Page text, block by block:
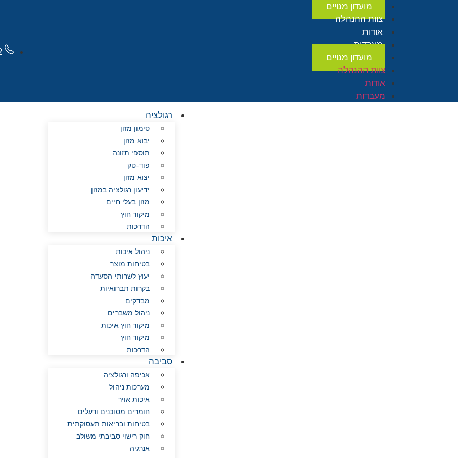
מועדון מנויים
צוות ההנהלה
אודות
מעבדות
מועדון מנויים
צוות ההנהלה
אודות
מעבדות
רגולציה
סימון מזון
יבוא מזון
תוספי תזונה
פוד-טק
יצוא מזון
ידיעון רגולציה במזון
מזון בעלי חיים
מיקור חוץ
הדרכות
איכות
ניהול איכות
בטיחות מוצר
יעוץ לשרותי הסעדה
בקרות תברואיות
מבדקים
ניהול משברים
מיקור חוץ איכות
מיקור חוץ
הדרכות
סביבה
אכיפה ורגולציה
מערכות ניהול
איכות אויר
חומרים מסוכנים ורעלים
בטיחות ובריאות תעסוקתית
חוק רישוי סביבתי משולב
אנרגיה